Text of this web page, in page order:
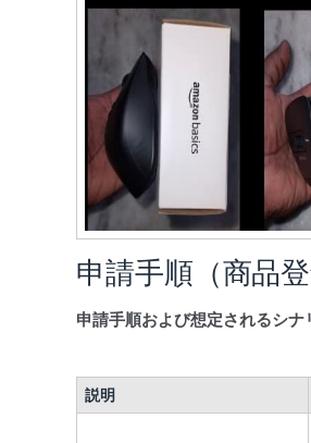
申請手順（商品
申請手順および想定されるシナ
説明